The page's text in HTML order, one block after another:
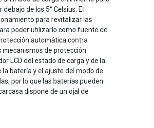
de los 5° Celsius. El
para revitalizar las
poder utilizarlo como fuente de
automática contra
mecanismos de protección
LCD del estado de carga y de la
batería y el ajuste del modo de
por lo que las baterías pueden
dispone de un ojal de